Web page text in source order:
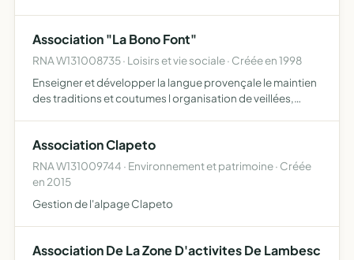
Association "La Bono Font"
RNA W131008735 · Loisirs et vie sociale · Créée en 1998
Enseigner et développer la langue provençale le maintien
des traditions et coutumes l organisation de veillées,
Association Clapeto
RNA W131009744 · Environnement et patrimoine · Créée
en 2015
Gestion de l'alpage Clapeto
Association De La Zone D'activites De Lambesc